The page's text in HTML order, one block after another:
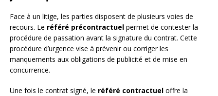
Face à un litige, les parties disposent de plusieurs voies de
recours. Le référé précontractuel permet de contester la
procédure de passation avant la signature du contrat. Cette
procédure d’urgence vise à prévenir ou corriger les
manquements aux obligations de publicité et de mise en
concurrence.
Une fois le contrat signé, le référé contractuel offre la